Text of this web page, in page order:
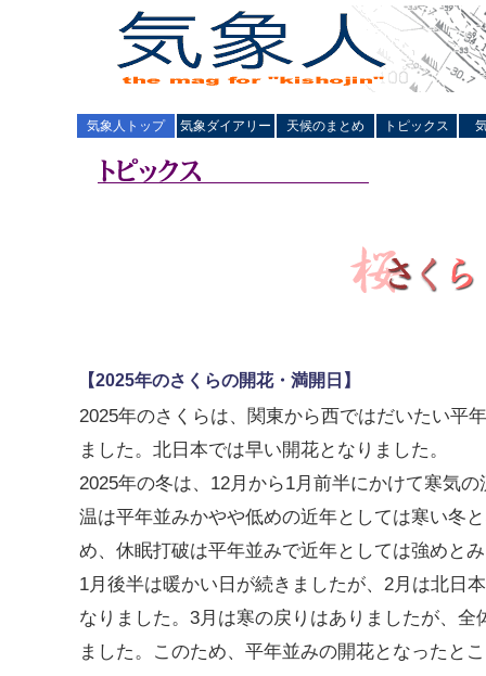
気象人トップ 気象ダイアリー 天候のまとめ トピックス
【2025年のさくらの開花・満開日】
2025年のさくらは、関東から西ではだいたい平
ました。北日本では早い開花となりました。
2025年の冬は、12月から1月前半にかけて寒気
温は平年並みかやや低めの近年としては寒い冬
め、休眠打破は平年並みで近年としては強めと
1月後半は暖かい日が続きましたが、2月は北日
なりました。3月は寒の戻りはありましたが、全
ました。このため、平年並みの開花となったと